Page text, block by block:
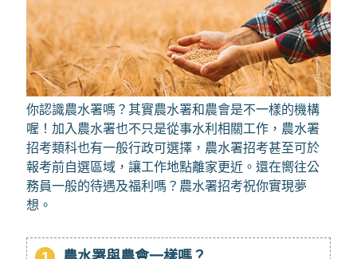
你認識農水署嗎？其實農水署和農會是不一樣的機構
喔！加入農水署也不只是從事水利相關工作，農水署
招考類科也有一般行政可選擇，農水署招考甚至可於
報考前自選區域，讓工作地點離家更近。還在嚮往公
務員一般的待遇及福利嗎？農水署招考祝你實現夢
想。